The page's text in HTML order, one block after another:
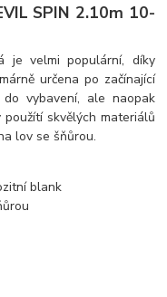
SPIN 2.10m 10-
je velmi populární, díky
určena po začínající
vybavení, ale naopak
skvělých materiálů
lov se šňůrou.
blank